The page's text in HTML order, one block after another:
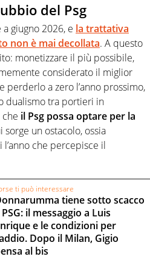
del Psg
giugno 2026, e la trattativa
non è mai decollata. A questo
monetizzare il più possibile,
considerato il miglior
a zero l’anno prossimo,
dualismo tra portieri in
il Psg possa optare per la
sorge un ostacolo, ossia
l’anno che percepisce il
ti può interessare
tiene sotto scacco
il messaggio a Luis
e le condizioni per
Dopo il Milan, Gigio
al bis